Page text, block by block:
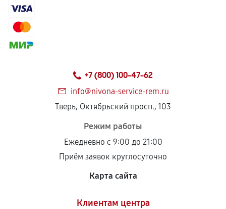
+7 (800) 100-47-62
info@nivona-service-rem.ru
Тверь, Октябрьский просп., 103
Режим работы
Ежедневно с 9:00 до 21:00
Приём заявок круглосуточно
Карта сайта
Клиентам центра